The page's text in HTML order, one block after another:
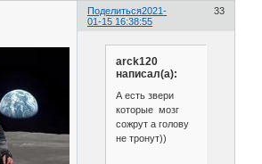
Поделиться 33
2021-
01-15 16:38:55
arck120
написал(а):
А есть звери
которые мозг
сожрут а голову
не тронут))